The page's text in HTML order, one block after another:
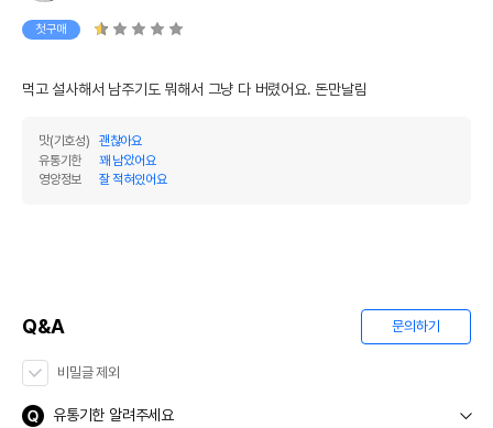
첫구매
먹고 설사해서 남주기도 뭐해서 그냥 다 버렸어요. 돈만날림
맛(기호성)
괜찮아요
유통기한
꽤 남았어요
영양정보
잘 적혀있어요
Q&A 문의하기
비밀글 제외
유통기한 알려주세요